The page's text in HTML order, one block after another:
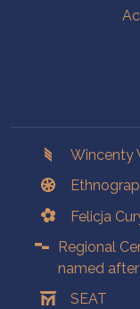
Wincenty
Felicja
Regional
named
SEAT